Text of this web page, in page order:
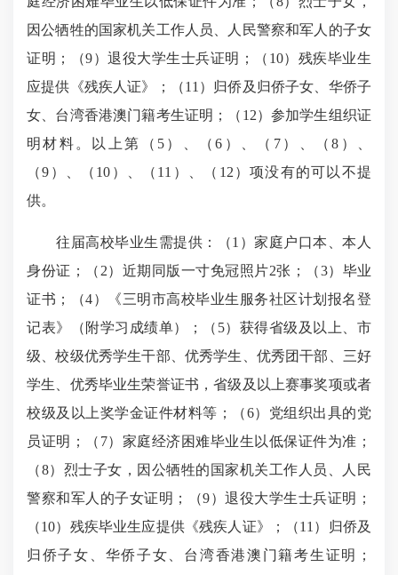
因公牺牲的国家机关工作人员、人民警察和军人的子女
证明；（9）退役大学生士兵证明；（10）残疾毕业生
应提供《残疾人证》；（11）归侨及归侨子女、华侨子
女、台湾香港澳门籍考生证明；（12）参加学生组织证
明材料。以上第（5）、（6）、（7）、（8）、
（9）、（10）、（11）、（12）项没有的可以不提
供。
往届高校毕业生需提供：（1）家庭户口本、本人
身份证；（2）近期同版一寸免冠照片2张；（3）毕业
证书；（4）《三明市高校毕业生服务社区计划报名登
记表》（附学习成绩单）；（5）获得省级及以上、市
级、校级优秀学生干部、优秀学生、优秀团干部、三好
学生、优秀毕业生荣誉证书，省级及以上赛事奖项或者
校级及以上奖学金证件材料等；（6）党组织出具的党
员证明；（7）家庭经济困难毕业生以低保证件为准 ；
（8）烈士子女，因公牺牲的国家机关工作人员、人民
警察和军人的子女证明；（9）退役大学生士兵证明；
（10）残疾毕业生应提供《残疾人证》；（11）归侨及
归侨子女、华侨子女、台湾香港澳门籍考生证明；